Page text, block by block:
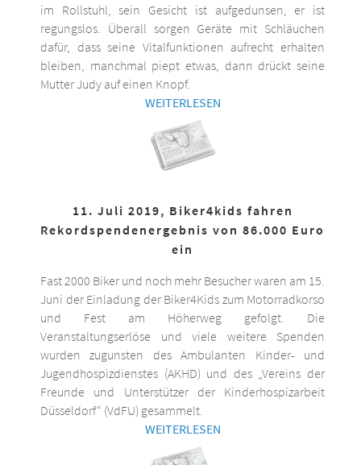
im Rollstuhl, sein Gesicht ist aufgedunsen, er ist
regungslos. Überall sorgen Geräte mit Schläuchen
dafür, dass seine Vitalfunktionen aufrecht erhalten
bleiben, manchmal piept etwas, dann drückt seine
Mutter Judy auf einen Knopf.
WEITERLESEN
11. Juli 2019, Biker4kids fahren
Rekordspendenergebnis von 86.000 Euro
ein
Fast 2000 Biker und noch mehr Besucher waren am 15.
Juni der Einladung der Biker4Kids zum Motorradkorso
und Fest am Höherweg gefolgt. Die
Veranstaltungserlöse und viele weitere Spenden
wurden zugunsten des Ambulanten Kinder- und
Jugendhospizdienstes (AKHD) und des „Vereins der
Freunde und Unterstützer der Kinderhospizarbeit
Düsseldorf“ (VdFU) gesammelt.
WEITERLESEN